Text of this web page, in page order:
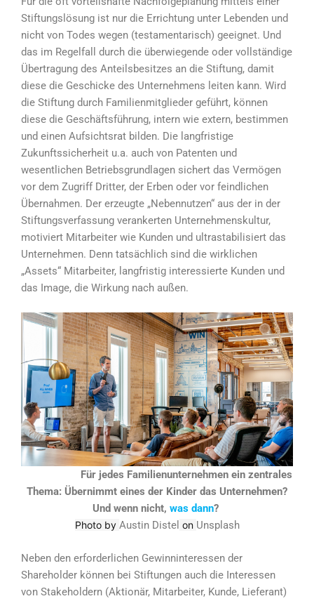
Stiftungslösung ist nur die Errichtung unter Lebenden und
nicht von Todes wegen (testamentarisch) geeignet. Und
das im Regelfall durch die überwiegende oder vollständige
Übertragung des Anteilsbesitzes an die Stiftung, damit
diese die Geschicke des Unternehmens leiten kann. Wird
die Stiftung durch Familienmitglieder geführt, können
diese die Geschäftsführung, intern wie extern, bestimmen
und einen Aufsichtsrat bilden. Die langfristige
Zukunftssicherheit u.a. auch von Patenten und
wesentlichen Betriebsgrundlagen sichert das Vermögen
vor dem Zugriff Dritter, der Erben oder vor feindlichen
Übernahmen. Der erzeugte „Nebennutzen“ aus der in der
Stiftungsverfassung verankerten Unternehmenskultur,
motiviert Mitarbeiter wie Kunden und ultrastabilisiert das
Unternehmen. Denn tatsächlich sind die wirklichen
„Assets“ Mitarbeiter, langfristig interessierte Kunden und
das Image, die Wirkung nach außen.
Für jedes Familienunternehmen ein zentrales
Thema: Übernimmt eines der Kinder das Unternehmen?
Und wenn nicht, was dann?
Photo by Austin Distel on Unsplash
Neben den erforderlichen Gewinninteressen der
Shareholder können bei Stiftungen auch die Interessen
von Stakeholdern (Aktionär, Mitarbeiter, Kunde, Lieferant)